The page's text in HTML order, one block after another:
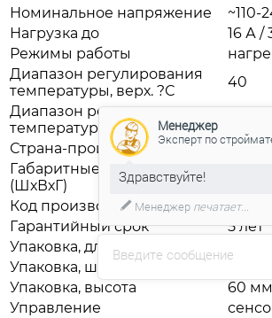
Номинальное напряжение
~110-
Нагрузка до
16 А /
Режимы работы
Диапазон регулирования
температуры, верх. ?С
40
Диапазон регулирования
температуры, нижн. ?С
Страна-производитель
Китай
Габаритные размеры
(ШхВхГ)
Код производителя
Гарантийный срок
5 лет
Упаковка, длина
Упаковка, ширина
Упаковка, высота
60 мм
Управление
Введите сообщение
Менеджер
Эксперт по
Здравствуйте!
Менеджер печатает...